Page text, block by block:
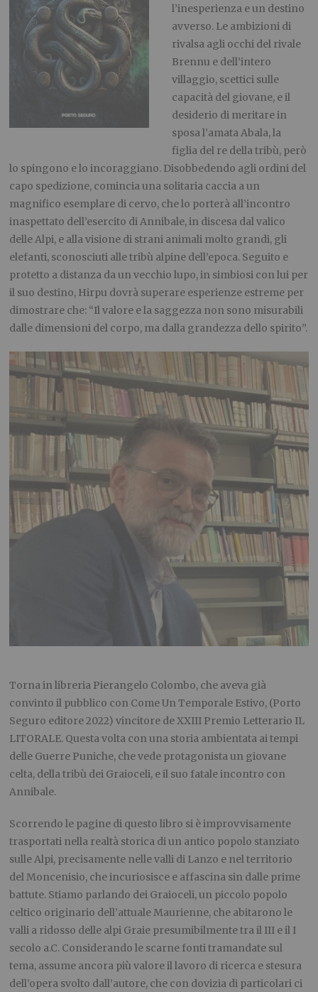
l’inesperienza e un destino
avverso. Le ambizioni di
rivalsa agli occhi del rivale
Brennu e dell’intero
villaggio, scettici sulle
capacità del giovane, e il
desiderio di meritare in
sposa l’amata Abala, la
figlia del re della tribù, però
lo spingono e lo incoraggiano. Disobbedendo agli ordini del
capo spedizione, cominciauna solitaria caccia a un
magnifico esemplare di cervo, che lo porterà all’incontro
inaspettato dell’esercito di Annibale, in discesa dal valico
delle Alpi, e alla visione di strani animali molto grandi, gli
elefanti, sconosciuti alle tribù alpine dell’epoca. Seguito e
protetto a distanza da un vecchio lupo, in simbiosi con lui per
il suo destino, Hirpu dovrà superare esperienze estreme per
dimostrare che: “Il valore e la saggezza non sono misurabili
dalle dimensioni del corpo, ma dalla grandezza dello spirito”.
Torna in libreria Pierangelo Colombo, che aveva già
convinto il pubblico con Come Un Temporale Estivo, (Porto
Seguro editore 2022) vincitore de XXIII Premio Letterario IL
LITORALE. Questa volta con una storia ambientata ai tempi
delle Guerre Puniche, che vede protagonista un giovane
celta, della tribù dei Graioceli, e il suo fatale incontro con
Annibale.
Scorrendo le pagine di questo libro si èimprovvisamente
trasportati nella realtà storica di un antico popolo stanziato
sulle Alpi, precisamente nelle valli di Lanzo e nel territorio
del Moncenisio, che incuriosisce e affascina sin dalle prime
battute. Stiamo parlando dei Graioceli, un piccolo popolo
celtico originario dell’attuale Maurienne, che abitarono le
valli a ridosso delle alpi Graie presumibilmente tra il III e il I
secolo a.C. Considerando le scarne fonti tramandate sul
tema, assume ancora più valore il lavoro di ricerca e stesura
dell’opera svolto dall’autore, che con dovizia di particolari ci